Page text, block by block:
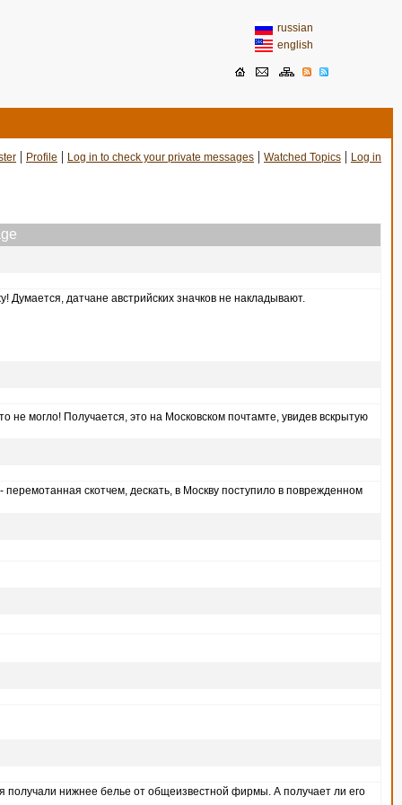
russian
english
| Profile | Log in to check your private messages | Watched Topics | Log in
Думается, датчане австрийских значков не накладывают.
не могло! Получается, это на Московском почтамте, увидев вскрытую
скотчем, дескать, в Москву поступило в поврежденном
получали нижнее белье от общеизвестной фирмы. А получает ли его